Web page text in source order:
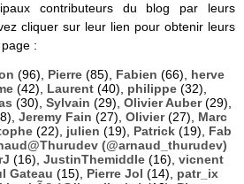
contributeurs du blog par leurs
cliquer sur leur lien pour obtenir leurs
:
(96), Pierre (85), Fabien (66), herve
(42), Laurent (40), philippe (32),
(30), Sylvain (29), Olivier Auber(29),
Jeremy Fain (27), Olivier(27), Marc
(22), julien (19), Patrick (19), Fab
(@arnaud_thurudev)
(16), JustinThemiddle (16), vicnent
Gateau (15), Pierre Jol (14), patr_ix